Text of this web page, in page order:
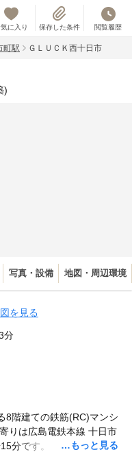
に入り 保存した条件 閲覧履歴
町駅 ＧＬＵＣＫ西十日市
)
写真・設備 地図・周辺環境
を見る
分
…もっと見る
8階建ての鉄筋(RC)マンシ
りは広島電鉄本線 十日市
分です。